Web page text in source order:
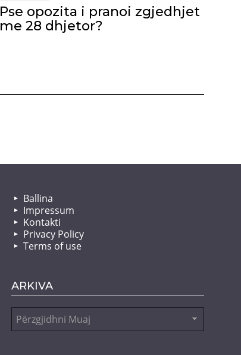
Pse opozita i pranoi zgjedhjet
me 28 dhjetor?
Ballina
Impressum
Kontakti
Privacy Policy
Terms of use
ARKIVA